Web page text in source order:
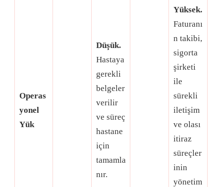
Operas
yonel
Yük
Düşük.
Hastaya
gerekli
belgeler
verilir
ve süreç
hastane
için
tamamla
nır.
Yüksek.
Faturanı
n takibi,
sigorta
şirketi
ile
sürekli
iletişim
ve olası
itiraz
süreçler
inin
yönetim